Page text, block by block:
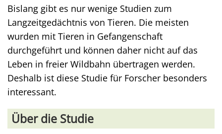
Bislang gibt es nur wenige Studien zum
Langzeitgedächtnis von Tieren. Die meisten
wurden mit Tieren in Gefangenschaft
durchgeführt und können daher nicht auf das
Leben in freier Wildbahn übertragen werden.
Deshalb ist diese Studie für Forscher besonders
interessant.
Über die Studie